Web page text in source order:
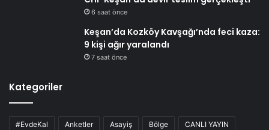
6 saat önce
Keşan’da Kozköy Kavşağı’nda feci kaza:
9 kişi ağır yaralandı
7 saat önce
Kategoriler
#EvdeKal Anketler Asayiş Bölge CANLI YAYIN